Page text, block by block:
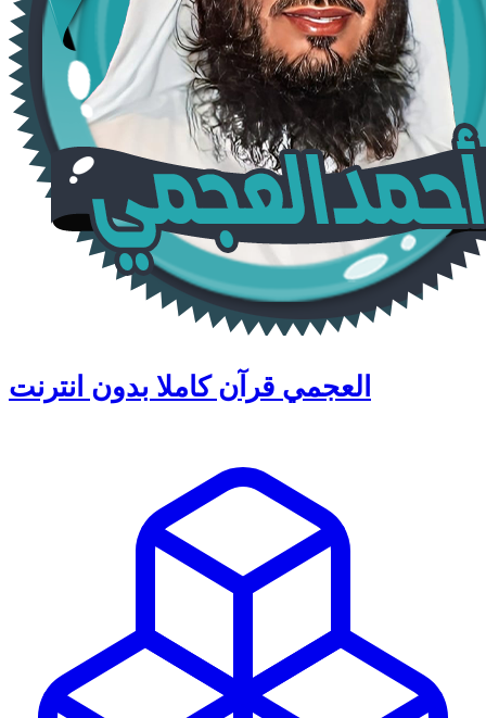
العجمي قرآن كاملا بدون انترنت